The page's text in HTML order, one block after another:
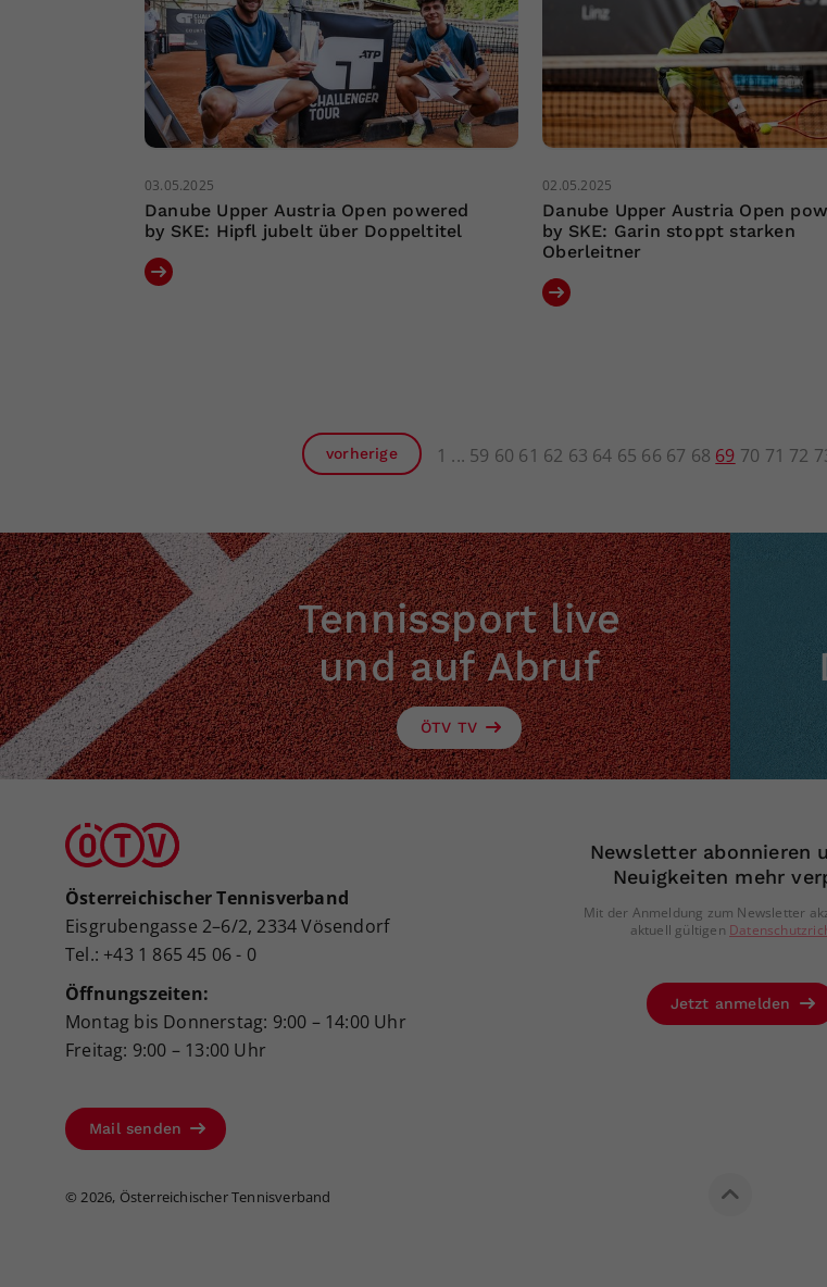
03.05.2025
Danube Upper Austria Open powered
by SKE: Hipfl jubelt über Doppeltitel
02.05.2025
Danube Upper Austria Open
by SKE: Garin stoppt starken
Oberleitner
vorherige 1 59 60 61 62 63 64 65 66 67 68 69 70 71 72
Tennissport live
und auf Abruf
ÖTV TV
Österreichischer Tennisverband
Eisgrubengasse 2–6/2, 2334 Vösendorf
Tel.: +43 1 865 45 06 - 0
Öffnungszeiten:
Montag bis Donnerstag: 9:00 – 14:00 Uhr
Freitag: 9:00 – 13:00 Uhr
Mail senden
Newsletter abonnieren
Neuigkeiten mehr
Mit der Anmeldung zum Newsletter
aktuell gültigen
Jetzt anmelden
© 2026, Österreichischer Tennisverband